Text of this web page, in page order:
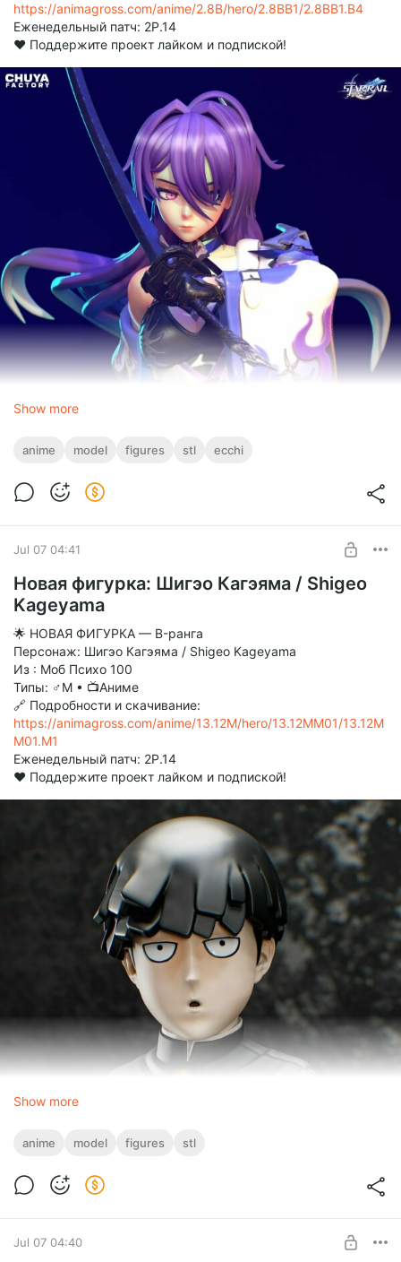
https://animagross.com/anime/2.8B/hero/2.8BB1/2.8BB1.B4
Еженедельный патч: 2P.14
❤️ Поддержите проект лайком и подпиской!
Show more
anime model figures stl ecchi
Jul 07 04:41
Новая фигурка: Шигэо Кагэяма / Shigeo
Kageyama
🌟 НОВАЯ ФИГУРКА — B-ранга
Персонаж: Шигэо Кагэяма / Shigeo Kageyama
Из : Моб Психо 100
Типы: ♂М • 📺Аниме
🔗 Подробности и скачивание:
https://animagross.com/anime/13.12M/hero/13.12MM01/13.12M
M01.M1
Еженедельный патч: 2P.14
❤️ Поддержите проект лайком и подпиской!
Show more
anime model figures stl
Jul 07 04:40